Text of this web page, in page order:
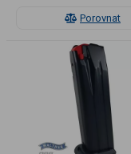
Porovnat